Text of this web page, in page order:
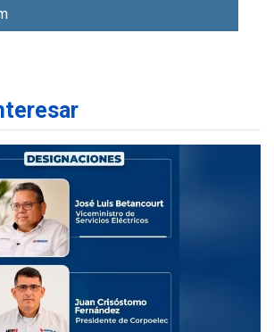
Funsone benefició a 46
REGIONALES
llevar a problemas
sanitarios y asumirse como
problema de orden público
REGIONALES
Alcaldía de Mariño climatiza
Núcleo del Sistema de
Orquestas Porlamar